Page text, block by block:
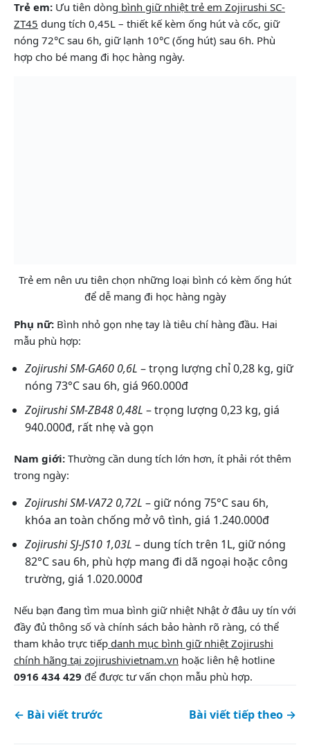
Trẻ em: Ưu tiên dòng bình giữ nhiệt trẻ em Zojirushi SC-
ZT45 dung tích 0,45L – thiết kế kèm ống hút và cốc, giữ
nóng 72°C sau 6h, giữ lạnh 10°C (ống hút) sau 6h. Phù
hợp cho bé mang đi học hàng ngày.
Trẻ em nên ưu tiên chọn những loại bình có kèm ống hút
để dễ mang đi học hàng ngày
Phụ nữ: Bình nhỏ gọn nhẹ tay là tiêu chí hàng đầu. Hai
mẫu phù hợp:
Zojirushi SM-GA60 0,6L – trọng lượng chỉ 0,28 kg, giữ
nóng 73°C sau 6h, giá 960.000đ
Zojirushi SM-ZB48 0,48L – trọng lượng 0,23 kg, giá
940.000đ, rất nhẹ và gọn
Nam giới: Thường cần dung tích lớn hơn, ít phải rót thêm
trong ngày:
Zojirushi SM-VA72 0,72L – giữ nóng 75°C sau 6h,
khóa an toàn chống mở vô tình, giá 1.240.000đ
Zojirushi SJ-JS10 1,03L – dung tích trên 1L, giữ nóng
82°C sau 6h, phù hợp mang đi dã ngoại hoặc công
trường, giá 1.020.000đ
Nếu bạn đang tìm mua bình giữ nhiệt Nhật ở đâu uy tín với
đầy đủ thông số và chính sách bảo hành rõ ràng, có thể
tham khảo trực tiếp danh mục bình giữ nhiệt Zojirushi
chính hãng tại zojirushivietnam.vn hoặc liên hệ hotline
0916 434 429 để được tư vấn chọn mẫu phù hợp.
← Bài viết trước Bài viết tiếp theo →